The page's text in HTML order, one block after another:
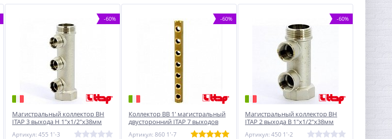
-60%
Магистральный коллектор ВН
ITAP 3 выхода Н 1"х1/2"х38мм
Артикул: 455 1'-3
-60%
Коллектор ВВ 1' магистральный
двусторонний ITAP 7 выходов
Артикул: 860 1'-7
-60%
Магистральный коллектор ВН
ITAP 2 выхода В 1"х1/2"х38мм
Артикул: 450 1'-2